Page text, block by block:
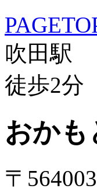
吹田駅
徒歩2分
おかも
〒